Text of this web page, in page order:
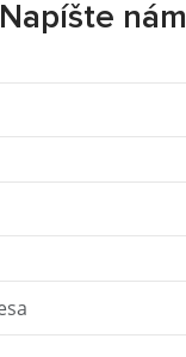
Napíšte nám